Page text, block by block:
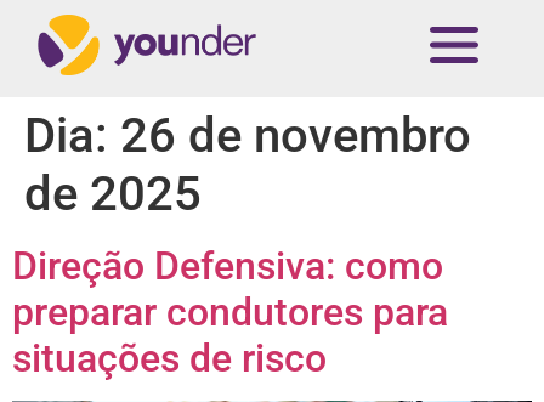
Dia: 26 de novembro
de 2025
Direção Defensiva: como
preparar condutores para
situações de risco